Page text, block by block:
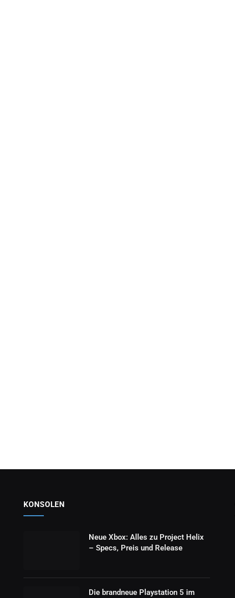
KONSOLEN
Neue Xbox: Alles zu Project Helix
– Specs, Preis und Release
Die brandneue Playstation 5 im